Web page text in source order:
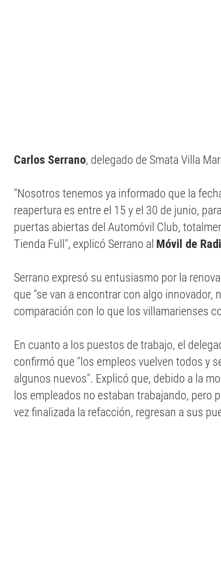
Carlos Serrano, delegado de Smata Villa
"Nosotros tenemos ya informado que la
reapertura es entre el 15 y el 30 de junio,
puertas abiertas del Automóvil Club,
Tienda Full", explicó Serrano al Móvil de
Serrano expresó su entusiasmo por la
que "se van a encontrar con algo innovador,
comparación con lo que los villamarienses
En cuanto a los puestos de trabajo, el
confirmó que "los empleos vuelven todos y
algunos nuevos". Explicó que, debido a la
los empleados no estaban trabajando, pero
vez finalizada la refacción, regresan a sus